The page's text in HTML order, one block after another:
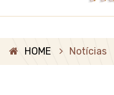
HOME Notícias